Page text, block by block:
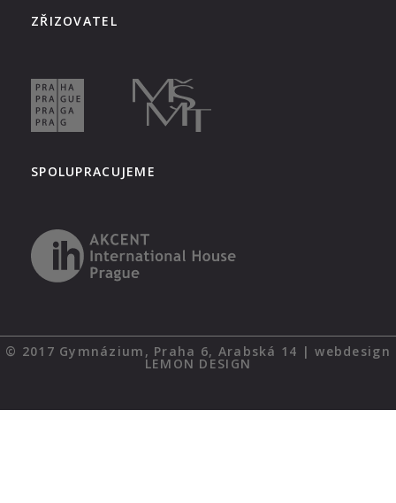
ZŘIZOVATEL
SPOLUPRACUJEME
© 2017 Gymnázium, Praha 6, Arabská 14 | webdesign
LEMON DESIGN